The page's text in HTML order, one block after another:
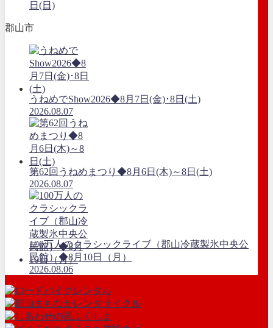
日(日)
郡山市
うねめでShow2026◆8月7日(金)･8日(土)
2026.08.07
第62回うねめまつり◆8月6日(木)～8日(土)
2026.08.07
100万人のクラシックライブ（郡山冷蔵製氷中央公
民館）◆8月10日（月）
2026.08.06